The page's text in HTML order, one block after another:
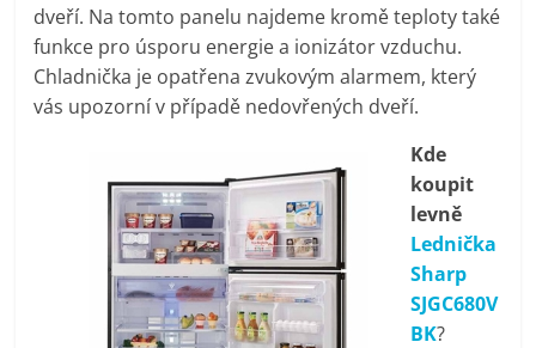
notebooky,
mobilní
telefony,
kávovary,
bazény
dveří. Na tomto panelu najdeme kromě teploty také
funkce pro úsporu energie a ionizátor vzduchu.
Chladnička je opatřena zvukovým alarmem, který
vás upozorní v případě nedovřených dveří.
Kde
koupit
levně
Lednička
Sharp
SJGC680V
BK?